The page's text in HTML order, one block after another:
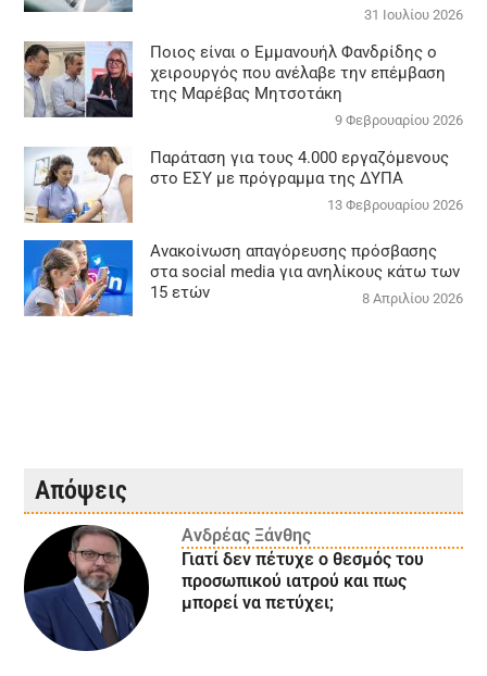
31 Ιουλίου 2026
Ποιος είναι ο Εμμανουήλ Φανδρίδης ο
χειρουργός που ανέλαβε την επέμβαση
της Μαρέβας Μητσοτάκη
9 Φεβρουαρίου 2026
Παράταση για τους 4.000 εργαζόμενους
στο ΕΣΥ με πρόγραμμα της ΔΥΠΑ
13 Φεβρουαρίου 2026
Ανακοίνωση απαγόρευσης πρόσβασης
στα social media για ανηλίκους κάτω των
15 ετών
8 Απριλίου 2026
Απόψεις
Ανδρέας Ξάνθης
Γιατί δεν πέτυχε ο θεσμός του
προσωπικού ιατρού και πως
μπορεί να πετύχει;